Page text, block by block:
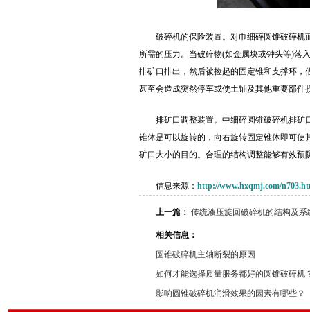
破碎机的保险装置。对巾细碎圆锥破碎
所需的压力。当破碎物(如金属块或钟头等)落
排矿口排出，然后被捡起的固定锥和支撑环
甚至会造成突然停车或使土铀及其他重要部件
排矿口调整装置。中细碎圆锥破碎机排
锥体是可以旋转的，向右旋转固定锥体即可
矿口大小的目的。合理的结构调整能够有效预
信息来源： http://www.hxqmj.com/
上一篇： 传统液压旋回破碎机的结构及系
相关信息：
圆锥破碎机主轴断裂的原因
如何才能选择质量服务都好的圆锥破碎机
影响圆锥破碎机润滑效果的因素有哪些？